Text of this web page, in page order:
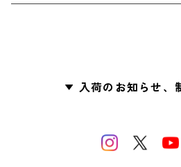
入荷のお知らせ、